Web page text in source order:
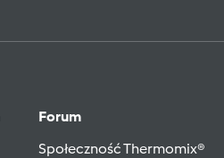
Forum
Społeczność Thermomix®